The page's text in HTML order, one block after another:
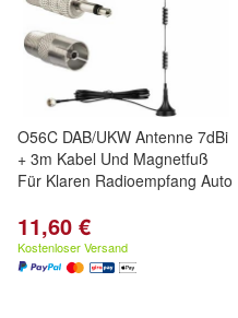
O56C DAB/UKW Antenne 7dBi
+ 3m Kabel Und Magnetfuß
Für Klaren Radioempfang Auto
11,60 €
Kostenloser Versand